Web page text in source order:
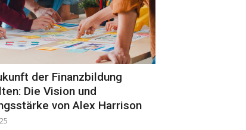
der Finanzbildung
Die Vision und
von Alex Harrison